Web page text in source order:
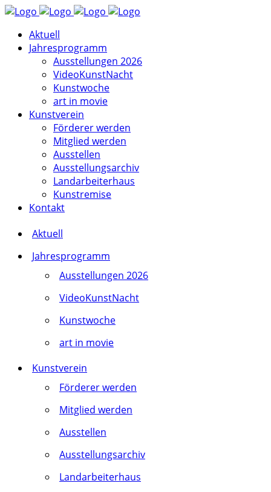
Aktuell
Jahresprogramm
Ausstellungen 2026
VideoKunstNacht
Kunstwoche
art in movie
Kunstverein
Förderer werden
Mitglied werden
Ausstellen
Ausstellungsarchiv
Landarbeiterhaus
Kunstremise
Kontakt
Aktuell
Jahresprogramm
Ausstellungen 2026
VideoKunstNacht
Kunstwoche
art in movie
Kunstverein
Förderer werden
Mitglied werden
Ausstellen
Ausstellungsarchiv
Landarbeiterhaus